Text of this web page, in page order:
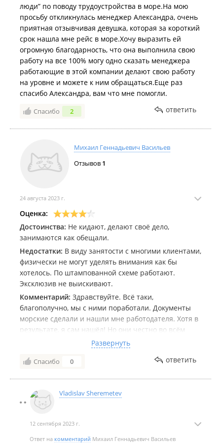
люди” по поводу трудоустройства в море.На мою
просьбу откликнулась менеджер Александра, очень
приятная отзывчивая девушка, которая за короткий
срок нашла мне рейс в море.Хочу выразить ей
огромную благодарность, что она выполнила свою
работу на все 100% могу одно сказать менеджера
работающие в этой компании делают свою работу
на уровне и можете к ним обращаться.Еще раз
спасибо Александра, вам что мне помогли.
Спасибо 2 ответить
Михаил Геннадьевич Васильев
Отзывов 1
24 августа 2023 г.
Оценка:
Достоинства: Не кидают, делают своё дело,
занимаются как обещали.
Недостатки: В виду занятости с многими клиентами,
физически не могут уделять внимания как бы
хотелось. По штампованной схеме работают.
Эксклюзив не выискивают.
Комментарий: Здравствуйте. Всё таки,
благополучно, мы с ними поработали. Документы
морские сделали и нашли мне работодателя. Хотя в
результате, я сам нашёл! Но они честно во всём
помогали и делали свои предложения. Просто, они
не устроили меня по условиям и цене заработка
будущего. История моя трудная была! Ушёл из
обучение здесь. Не кинули! Сейчас, в этом
опасность есть. Многие обещают, деньги берут... и
Мотрос - Обработчик. Все документы в толк пошли,
так как устроили будущего работодателя. Помогли
Развернуть
Спасибо 0 ответить
Vladislav Sheremetev
12 сентября 2023 г.
Ответ на комментарий Михаил Геннадьевич Васильев